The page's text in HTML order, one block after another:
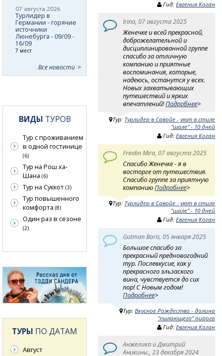
Гид:Евгения Коган
Irina, 07 августа 2025
Женечке и всей прекрасной,
доброжелательной и
дисциплинированной группе
спасибо за отличную
компанию и приятные
воспоминания, которые,
надеюсь, останутся у всех.
Новых захватывающих
путешествий и ярких
впечатлений!Подробнее>
Тур: Турлидер в Савойе - уют в стиле
"шале" - 10 дней
Гид:Евгения Коган
Freidin Mira, 07 августа 2025
Спасибо Женечке - я в
восторге от путешествия.
Спасибо группе за приятную
компаниюПодробнее>
Тур: Турлидер в Савойе - уют в стиле
"шале" - 10 дней
Гид:Евгения Коган
Gutman Boris, 05 января 2025
Большое спасибо за
прекрасный предновогодний
тур. Послевкусие, как у
прекрасного эльзаского
вина, чувствуется до сих
пор! С Новым годом!
Подробнее>
Тур:Вкусное Рождество - долина
"пылающего" пирога
Гид:Евгения Коган
Анжелика и Дмитрий
Аникины., 23 декабря 2024
07 августа 2026
Турлидер в
Германии - горячие
источники
Люнебурга - 09/09 -
16/09
7 мест
Все новости
ВИДЫ ТУРОВ
Тур с проживанием
в одной гостинице
(6)
Тур на Рош ха-
Шана (6)
Тур на Суккот (3)
Тур повышенного
комфорта (8)
Один раз в сезоне
(2)
ТУРЫ ПО ДАТАМ
Август